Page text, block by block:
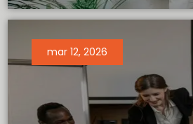
mar 12, 2026